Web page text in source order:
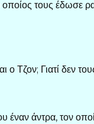
τους έδωσε
Τζον; Γιατί δεν
έναν άντρα, τον